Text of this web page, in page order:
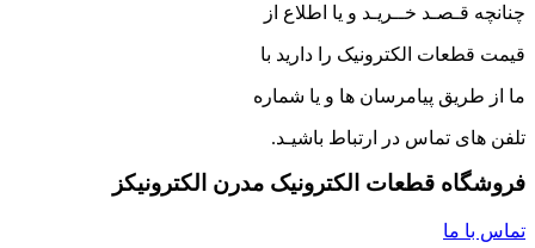
چنانچه قـصـد خــریـد و یا اطلاع از
قیمت قطعات الکترونیک را دارید با
ما از طریق پیامرسان ها و یا شماره
تلفن های تماس در ارتباط باشیـد.
فروشگاه قطعات الکترونیک مدرن الکترونیکز
تماس با ما